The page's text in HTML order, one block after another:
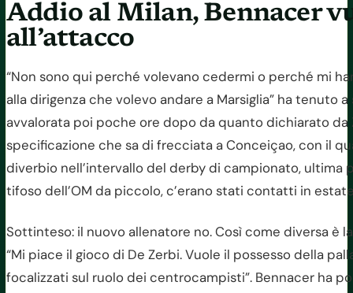
Addio al Milan, Bennacer
all’attacco
“Non sono qui perché volevano cedermi o perché mi
alla dirigenza che volevo andare a Marsiglia” ha tenuto
avvalorata poi poche ore dopo da quanto dichiarato da
specificazione che sa di frecciata a Conceiçao, con il
diverbio nell’intervallo del derby di campionato, ultima
tifoso dell’OM da piccolo, c’erano stati contatti in
Sottinteso: il nuovo allenatore no. Così come diversa è
“Mi piace il gioco di De Zerbi. Vuole il possesso della
focalizzati sul ruolo dei centrocampisti”. Bennacer ha